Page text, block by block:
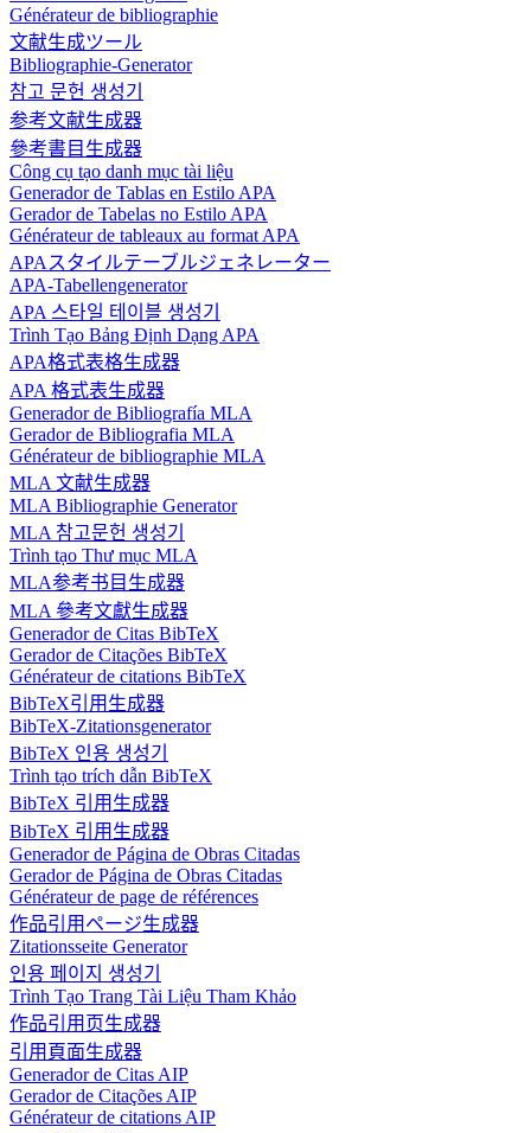
Générateur de bibliographie
文献生成ツール
Bibliographie-Generator
참고 문헌 생성기
参考文献生成器
參考書目生成器
Công cụ tạo danh mục tài liệu
Generador de Tablas en Estilo APA
Gerador de Tabelas no Estilo APA
Générateur de tableaux au format APA
APAスタイルテーブルジェネレーター
APA-Tabellengenerator
APA 스타일 테이블 생성기
Trình Tạo Bảng Định Dạng APA
APA格式表格生成器
APA 格式表生成器
Generador de Bibliografía MLA
Gerador de Bibliografia MLA
Générateur de bibliographie MLA
MLA 文献生成器
MLA Bibliographie Generator
MLA 참고문헌 생성기
Trình tạo Thư mục MLA
MLA参考书目生成器
MLA 參考文獻生成器
Generador de Citas BibTeX
Gerador de Citações BibTeX
Générateur de citations BibTeX
BibTeX引用生成器
BibTeX-Zitationsgenerator
BibTeX 인용 생성기
Trình tạo trích dẫn BibTeX
BibTeX 引用生成器
BibTeX 引用生成器
Generador de Página de Obras Citadas
Gerador de Página de Obras Citadas
Générateur de page de références
作品引用ページ生成器
Zitationsseite Generator
인용 페이지 생성기
Trình Tạo Trang Tài Liệu Tham Khảo
作品引用页生成器
引用頁面生成器
Generador de Citas AIP
Gerador de Citações AIP
Générateur de citations AIP